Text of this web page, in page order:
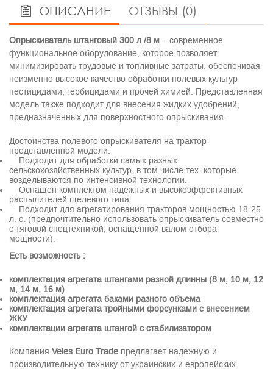
ОПИСАНИЕ ОТЗЫВЫ (0)
Опрыскиватель штанговый 300 л /8 м – современное
функциональное оборудование, которое позволяет
минимизировать трудовые и топливные затраты, обеспечивая
неизменно высокое качество обработки полевых культур
пестицидами, гербицидами и прочей химией. Представленная
модель также подходит для внесения жидких удобрений,
предназначенных для поверхностного опрыскивания.
Достоинства полевого опрыскивателя на трактор
представленной модели:
Подходит для обработки самых разных
сельскохозяйственных культур, в том числе тех, которые
возделываются по интенсивной технологии.
Оснащен комплектом надежных и высокоэффективных
распылителей щелевого типа.
Подходит для агрегатирования тракторов мощностью 18-25
л. с. (предпочтительно использовать опрыскиватель совместно
с тяговой спецтехникой, оснащенной валом отбора
мощности).
Есть возможность :
комплектация агрегата штангами разной длинны (8 м, 10 м, 12
м, 14 м, 16 м)
комплектация агрегата баками разного объема
комплектация агрегата тройными форсунками с внесением
ЖКУ
комплектации агрегата штангой с стабилизатором
Компания Veles Euro Trade предлагает надежную и
производительную технику от украинских и европейских